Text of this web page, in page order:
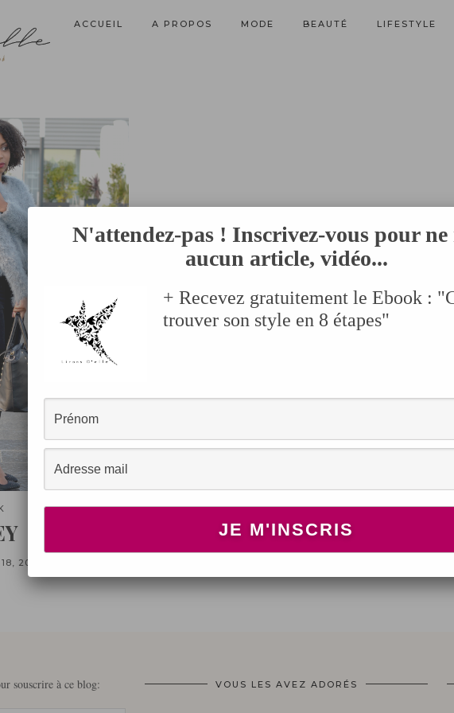
ACCUEIL A PROPOS MODE BEAUTÉ LIFESTYLE
2014
souscrire à ce blog: VOUS LES AVEZ ADORÉS
N'attendez-pas ! Inscrivez-vous pour
aucun article, vidéo...
+ Recevez gratuitement le Ebook :
trouver son style en 8 étapes"